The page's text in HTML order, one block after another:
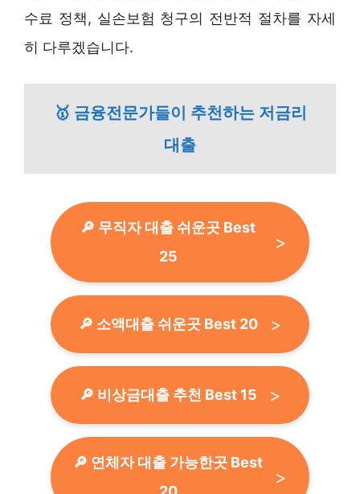
수료 정책, 실손보험 청구의 전반적 절차를 자세
히 다루겠습니다.
🥇 금융전문가들이 추천하는 저금리
대출
🔎 무직자 대출 쉬운곳 Best
25
🔎 소액대출 쉬운곳 Best 20
🔎 비상금대출 추천 Best 15
🔎 연체자 대출 가능한곳 Best